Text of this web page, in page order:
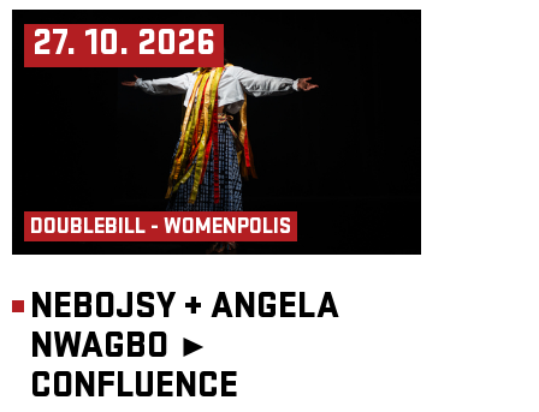
27. 10. 2026
DOUBLEBILL - WOMENPOLIS
NEBOJSY + ANGELA
NWAGBO ►
CONFLUENCE